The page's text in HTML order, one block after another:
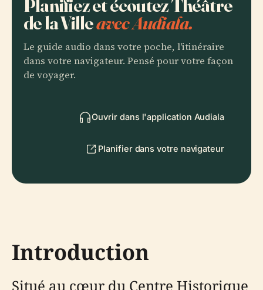
Planifiez et écoutez Théâtre
de la Villeavec Audiala.
Le guide audio dans votre poche, l'itinéraire
dans votre navigateur. Pensé pour votre façon
de voyager.
Ouvrir dans l'application Audiala
Planifier dans votre navigateur
Introduction
Situé au cœur du Centre Historique